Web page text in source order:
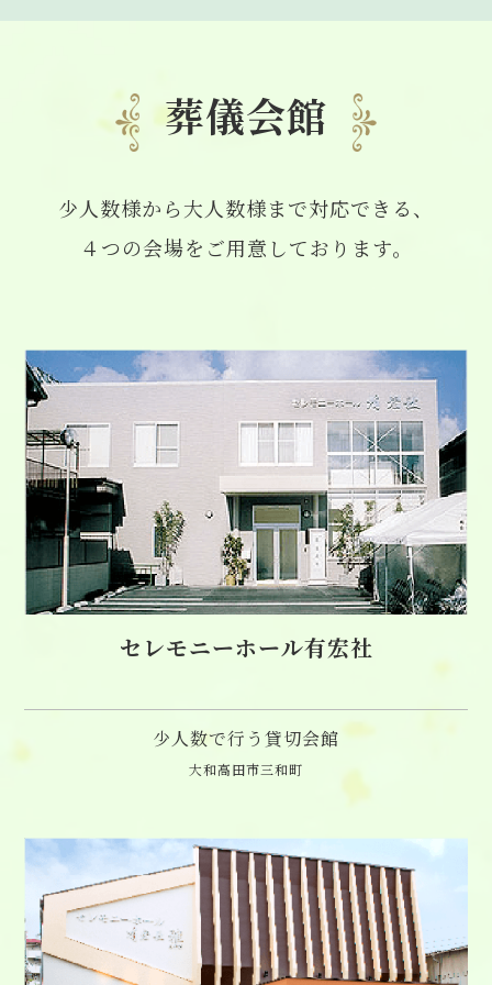
葬儀会館
少人数様から大人数様まで対応できる、
４つの会場をご用意しております。
セレモニーホール有宏社
少人数で行う貸切会館
大和高田市三和町